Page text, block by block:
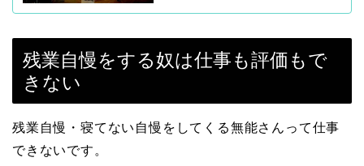
残業自慢をする奴は仕事も評価もで
きない
残業自慢・寝てない自慢をしてくる無能さんって仕事
できないです。